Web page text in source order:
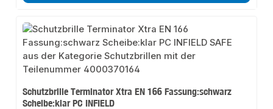
Schutzbrille Terminator Xtra EN 166 Fassung:schwarz
Scheibe:klar PC INFIELD